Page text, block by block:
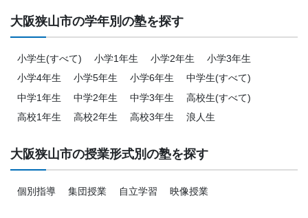
大阪狭山市の学年別の塾を探す
小学生(すべて) 小学1年生 小学2年生
小学3年生
小学4年生
小学5年生 小学6年生
中学生(すべて)
中学1年生
中学2年生 中学3年生
高校生(すべて)
高校1年生
高校2年生 高校3年生 浪人生
大阪狭山市の授業形式別の塾を探す
個別指導 集団授業 自立学習 映像授業